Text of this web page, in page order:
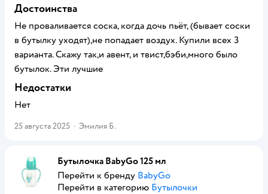
Достоинства
Не проваливается соска, когда дочь пьёт, (бывает соски
в бутылку уходят),не попадает воздух. Купили всех 3
варианта. Скажу так,и авент, и твист,бэби,много было
бутылок. Эти лучшие
Недостатки
Нет
25 августа 2025 · Эмилия Б.
Бутылочка BabyGo 125 мл
Перейти к бренду BabyGo
Перейти в категорию Бутылочки